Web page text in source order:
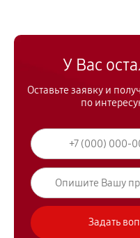
У Вас
Оставьте заявку и
по